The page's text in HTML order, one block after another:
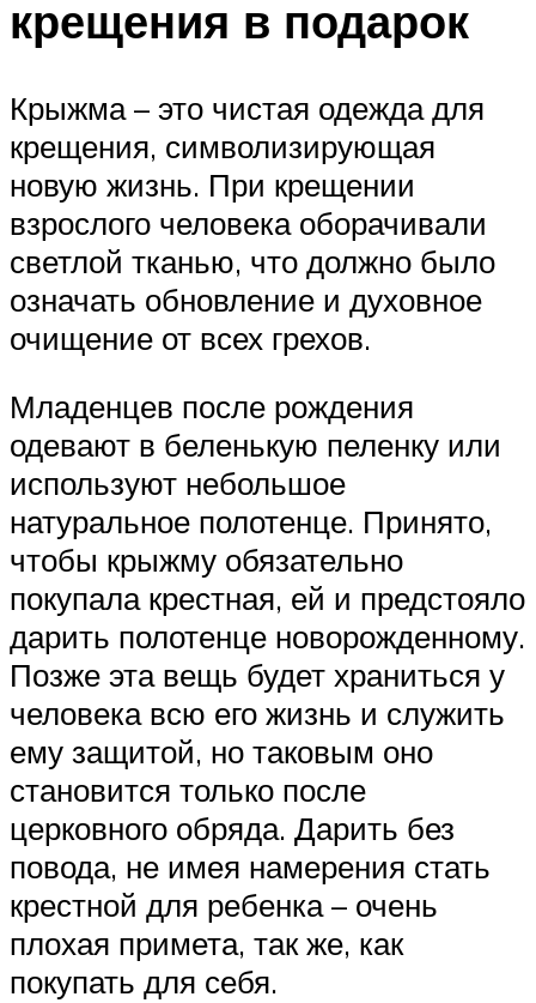
крещения в подарок
Крыжма – это чистая одежда для
крещения, символизирующая
новую жизнь. При крещении
взрослого человека оборачивали
светлой тканью, что должно было
означать обновление и духовное
очищение от всех грехов.
Младенцев после рождения
одевают в беленькую пеленку или
используют небольшое
натуральное полотенце. Принято,
чтобы крыжму обязательно
покупала крестная, ей и предстояло
дарить полотенце новорожденному.
Позже эта вещь будет храниться у
человека всю его жизнь и служить
ему защитой, но таковым оно
становится только после
церковного обряда. Дарить без
повода, не имея намерения стать
крестной для ребенка – очень
плохая примета, так же, как
покупать для себя.